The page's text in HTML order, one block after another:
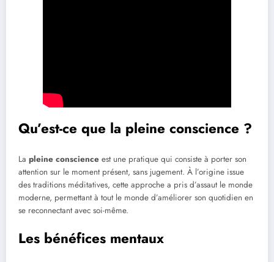
Qu’est-ce que la pleine conscience ?
La pleine conscience est une pratique qui consiste à porter son
attention sur le moment présent, sans jugement. À l’origine issue
des traditions méditatives, cette approche a pris d’assaut le monde
moderne, permettant à tout le monde d’améliorer son quotidien en
se reconnectant avec soi-même.
Les bénéfices mentaux